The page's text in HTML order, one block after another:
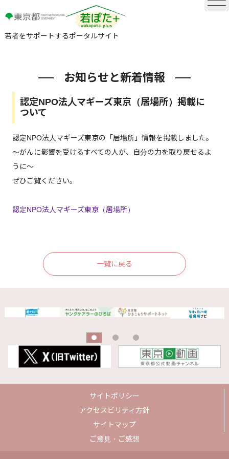
若者をサポートするポータルサイト
お知らせと新着情報
認定NPO法人マギーズ東京（居場所）掲載に
ついて
認定NPO法人マギーズ東京の「居場所」情報を掲載しました。
～がんに影響を受けるすべての人が、自分の力を取り戻せるよ
うに～
ぜひご覧ください。
認定NPO法人マギーズ東京（居場所）
一覧に戻る
サイトポリシー
アクセスビリティ方針
サイトマップ
ご意見・ご感想